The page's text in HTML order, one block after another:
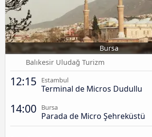
Bursa
Balıkesir Uludağ Turizm
12:15 Estambul
Terminal de Micros Dudullu
14:00 Bursa
Parada de Micro Şehreküstü